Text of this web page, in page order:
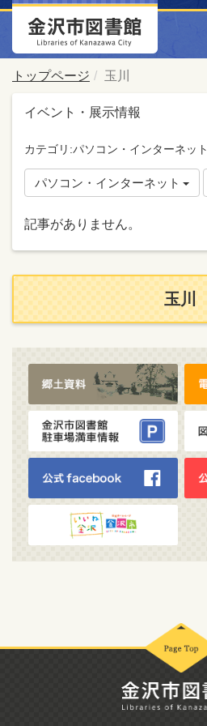
トップページ 玉川
イベント・展示情報
カテゴリ:パソコン・インターネット
パソコン・インターネット
記事がありません。
玉川